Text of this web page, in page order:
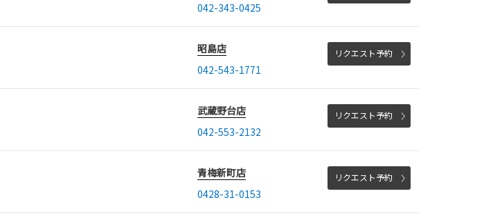
042-343-0425
昭島店
042-543-1771
リクエスト予約
武蔵野台店
042-553-2132
リクエスト予約
青梅新町店
0428-31-0153
リクエスト予約